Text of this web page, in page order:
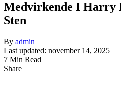
Medvirkende I Harry
Sten
By admin
Last updated: november 14, 2025
7 Min Read
Share